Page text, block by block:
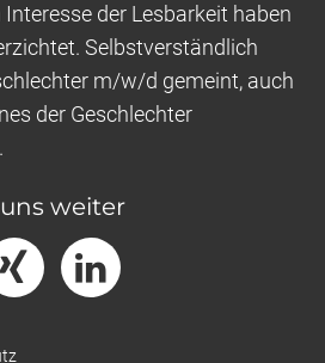
der Lesbarkeit haben
Selbstverständlich
m/w/d gemeint, auch
der Geschlechter
weiter